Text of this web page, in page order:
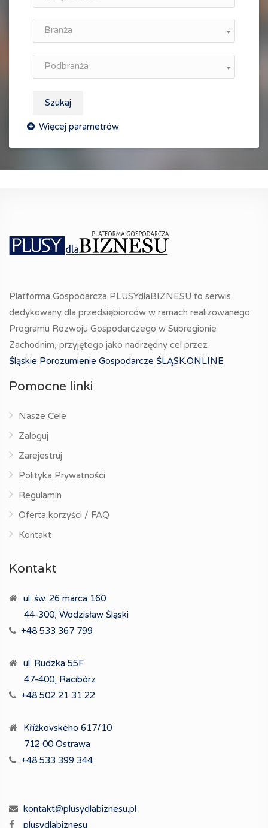
Branża
Podbranża
Szukaj
Platforma Gospodarcza PLUSYdlaBIZNESU to serwis
dedykowany dla przedsiębiorców w ramach realizowanego
Programu Rozwoju Gospodarczego w Subregionie
Zachodnim, przyjętego jako nadrzędny cel przez
Śląskie Porozumienie Gospodarcze ŚLĄSK.ONLINE
Pomocne linki
Nasze Cele
Zaloguj
Zarejestruj
Polityka Prywatności
Regulamin
Oferta korzyści / FAQ
Kontakt
Kontakt
ul. św. 26 marca 160
44-300, Wodzisław Śląski
+48 533 367 799
ul. Rudzka 55F
47-400, Racibórz
+48 502 21 31 22
Křížkovského 617/10
712 00 Ostrawa
+48 533 399 344
kontakt@plusydlabiznesu.pl
plusydlabiznesu